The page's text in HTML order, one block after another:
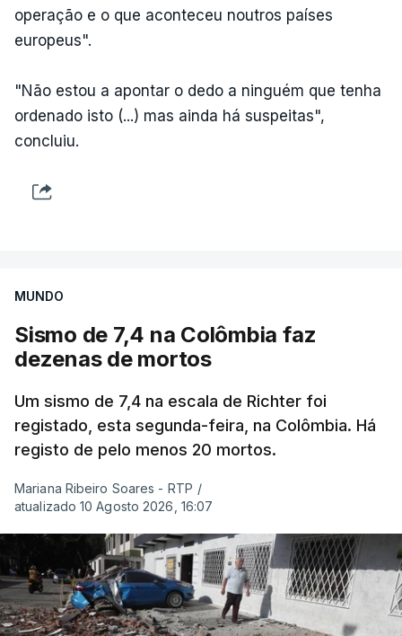
operação e o que aconteceu noutros países
europeus".
"Não estou a apontar o dedo a ninguém que tenha
ordenado isto (...) mas ainda há suspeitas",
concluiu.
MUNDO
Sismo de 7,4 na Colômbia faz
dezenas de mortos
Um sismo de 7,4 na escala de Richter foi
registado, esta segunda-feira, na Colômbia. Há
registo de pelo menos 20 mortos.
Mariana Ribeiro Soares - RTP /
atualizado 10 Agosto 2026, 16:07